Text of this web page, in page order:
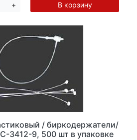
+ В корзину
/ биркодержатели/
3412-9, 500 шт в упаковке